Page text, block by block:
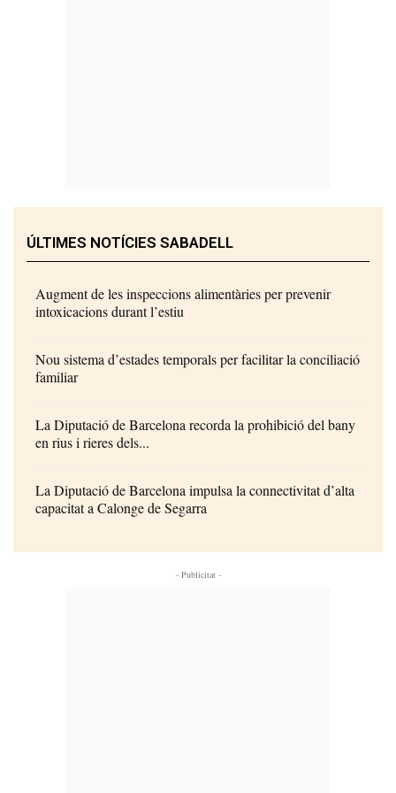
ÚLTIMES NOTÍCIES SABADELL
Augment de les inspeccions alimentàries per prevenir
intoxicacions durant l’estiu
Nou sistema d’estades temporals per facilitar la conciliació
familiar
La Diputació de Barcelona recorda la prohibició del bany
en rius i rieres dels...
La Diputació de Barcelona impulsa la connectivitat d’alta
capacitat a Calonge de Segarra
- Publicitat -